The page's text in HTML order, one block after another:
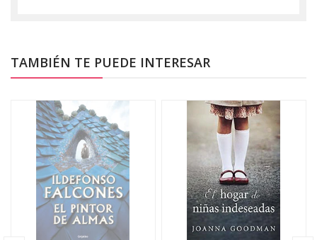
TAMBIÉN TE PUEDE INTERESAR